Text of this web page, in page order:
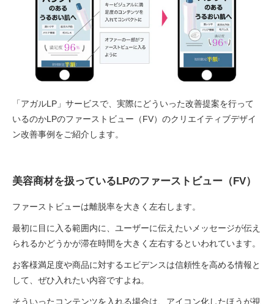
「アガルLP」サービスで、実際にどういった改善提案を行って
いるのかLPのファーストビュー（FV）のクリエイティブデザイ
ン改善事例をご紹介します。
美容商材を扱っているLPのファーストビュー（FV）
ファーストビューは離脱率を大きく左右します。
最初に目に入る範囲内に、ユーザーに伝えたいメッセージが伝え
られるかどうかが滞在時間を大きく左右するといわれています。
お客様満足度や商品に対するエビデンスは信頼性を高める情報と
して、ぜひ入れたい内容ですよね。
そういったコンテンツを入れる場合は、アイコン化したほうが視